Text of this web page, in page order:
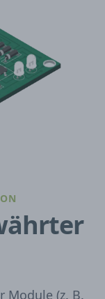
Module (z. B.